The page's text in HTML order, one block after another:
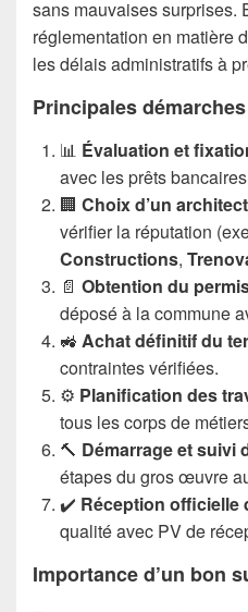
sans mauvaises surprises.
réglementation en matière
les délais administratifs à
Principales
📊 Évaluation et
avec les prêts
🏢 Choix d’un
vérifier la réputation
Constructions,
📄 Obtention du
déposé à la commune
🚜 Achat définitif du
contraintes vérifiées.
⚙️ Planification des
tous les corps de
🔨 Démarrage et suivi
étapes du gros œuvre
✔️ Réception officielle
qualité avec PV de
Importance d’un bon